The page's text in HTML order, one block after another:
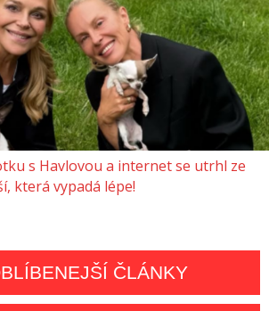
s Havlovou a internet se utrhl ze
která vypadá lépe!
ČLÁNKY